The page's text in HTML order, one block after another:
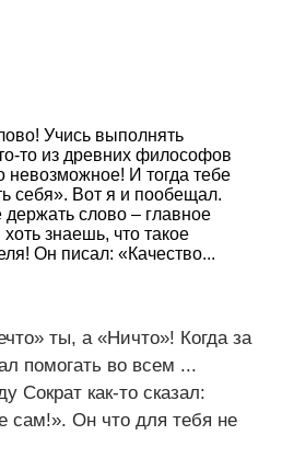
Учись выполнять
то из древних философов
невозможное! И тогда тебе
себя». Вот я и пообещал.
слово – главное
знаешь, что такое
Он писал: «Качество...
ты, а «Ничто»! Когда за
помогать во всем ...
Сократ как-то сказал:
сам!». Он что для тебя не